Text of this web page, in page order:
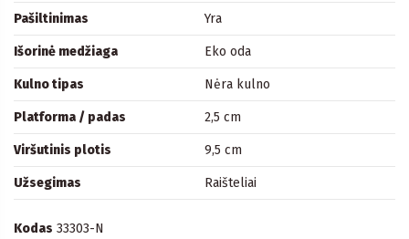
Pašiltinimas Yra
Išorinė medžiaga Eko oda
Kulno tipas Nėra kulno
Platforma / padas 2,5 cm
Viršutinis plotis 9,5 cm
Užsegimas Raišteliai
Kodas 33303-N